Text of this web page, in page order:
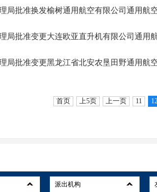
局批准换发榆树通用航空有限公司通用航
局批准变更大连欧亚直升机有限公司通用
局批准变更黑龙江省北安农垦田野通用航
首页 上5页 上一页 11